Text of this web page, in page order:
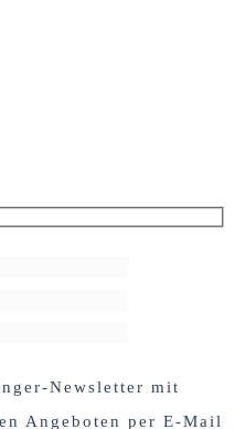
Newsletter mit
Angeboten per E-Mail